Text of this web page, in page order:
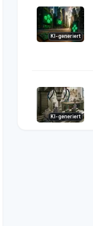
KI-generiert
KI-generiert